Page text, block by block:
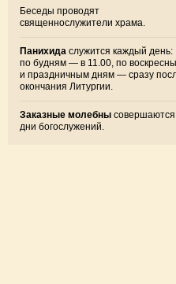
Беседы проводят
священнослужители храма.
Панихида служится каждый день:
по будням — в 11.00, по
и праздничным дням — сразу
окончания Литургии.
Заказные молебны совершаются
дни богослужений.